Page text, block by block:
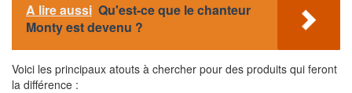
A lire aussi Qu'est-ce que le chanteur
Monty est devenu ?
Voici les principaux atouts à chercher pour des produits qui feront
la différence :